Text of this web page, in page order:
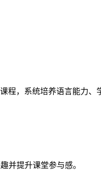
程，系统培养语言能力、
并提升课堂参与感。